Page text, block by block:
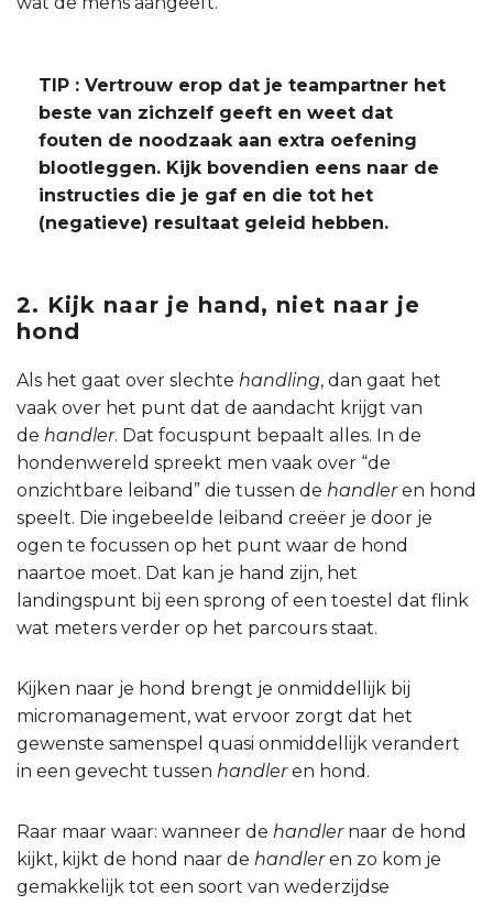
TIP : Vertrouw erop dat je teampartner het
beste van zichzelf geeft en weet dat
fouten de noodzaak aan extra oefening
blootleggen. Kijk bovendien eens naar de
instructies die je gaf en die tot het
(negatieve) resultaat geleid hebben.
2. Kijk naar je hand, niet naar je
hond
Als het gaat over slechte handling, dan gaat het
vaak over het punt dat de aandacht krijgt van
de handler. Dat focuspunt bepaalt alles. In de
hondenwereld spreekt men vaak over “de
onzichtbare leiband” die tussen de handleren hond
speelt. Die ingebeelde leiband creëer je door je
ogen te focussen op het punt waar de hond
naartoe moet. Dat kan je hand zijn, het
landingspunt bij een sprong of een toestel dat flink
wat meters verder op het parcours staat.
Kijken naar je hond brengt je onmiddellijk bij
micromanagement, wat ervoor zorgt dat het
gewenste samenspel quasi onmiddellijk verandert
in een gevecht tussen handleren hond.
Raar maar waar: wanneer de handlernaar de hond
kijkt, kijkt de hond naar de handleren zo kom je
gemakkelijk tot een soort van wederzijdse